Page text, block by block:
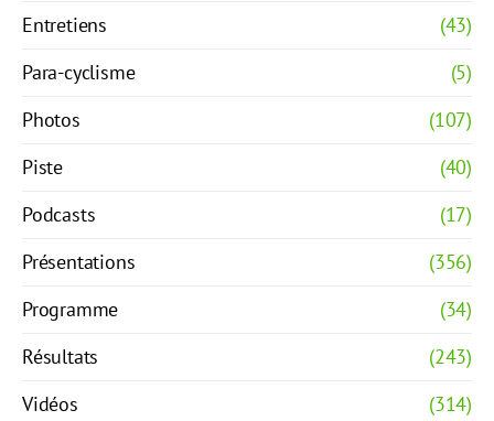
Entretiens
(43)
Para-cyclisme
(5)
Photos
(107)
Piste
(40)
Podcasts
(17)
Présentations
(356)
Programme
(34)
Résultats
(243)
Vidéos
(314)